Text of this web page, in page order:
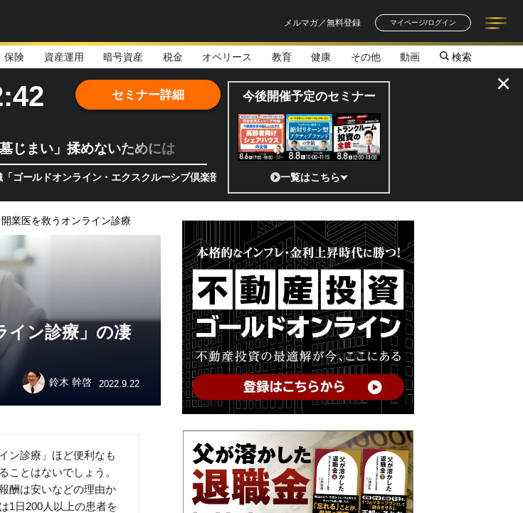
メルマガ／無料登録
マイページ/ログイン
記事一覧
著者一覧
保険 資産運用 暗号資産 税金 オペリース 教育 健康 その他 動画 検索
じまい」揉めないためには
ンライン・エクスクルーシブ倶楽部」主催セミナー／なぜ、墓じまいをするのか／墓じまいで起きやすい親族トラ
セミナー詳細 今後開催予定のセミナー
一覧はこちら
×
業医を救うオンライン診療
イン診療」の凄
鈴木 幹啓 2022.9.22
ン診療」ほど便利なも
ことはないでしょう。
酬は安いなどの理由か
1日200人以上の患者を